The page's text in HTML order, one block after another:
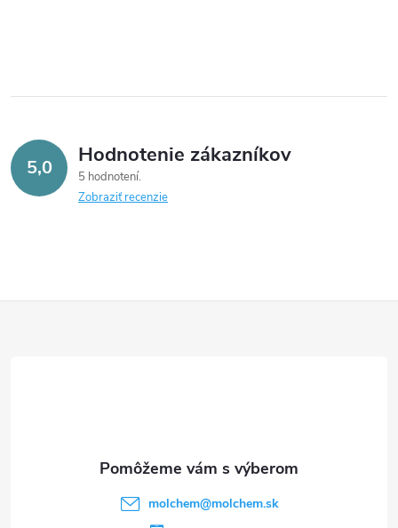
5,0 Hodnotenie zákazníkov
5 hodnotení
Zobraziť recenzie
molchem@molchem.sk